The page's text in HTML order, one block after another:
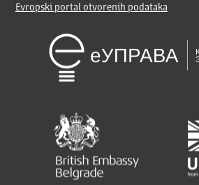
Evropski portal otvorenih podataka